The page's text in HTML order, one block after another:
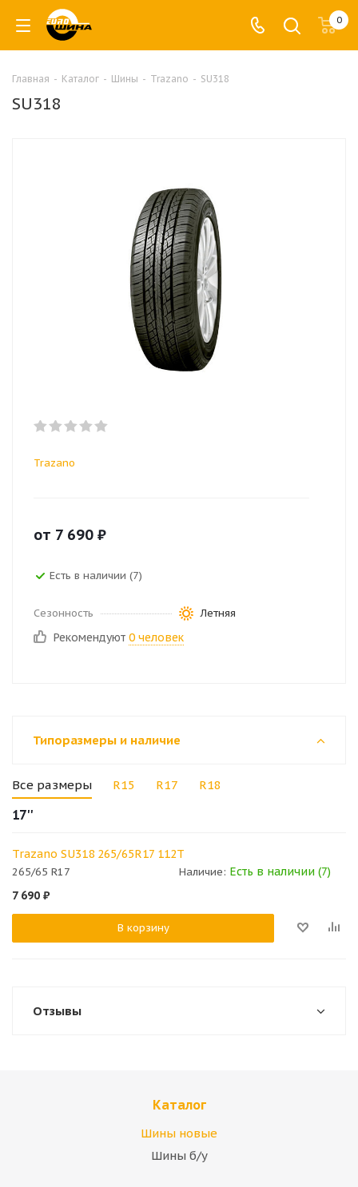
0
Главная - Каталог - Шины - Trazano - SU318
SU318
Trazano
от 7 690 ₽
Есть в наличии (7)
Сезонность Летняя
Рекомендуют 0 человек
Типоразмеры и наличие
Все размеры R15 R17 R18
17''
Trazano SU318 265/65R17 112T
265/65 R17 Наличие: Есть в наличии (7)
7 690 ₽
В корзину
Отзывы
Каталог
Шины новые
Шины б/у